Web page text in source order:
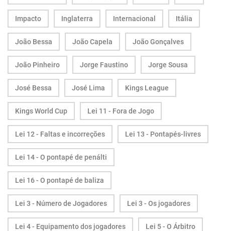
Impacto Inglaterra Internacional Itália
João Bessa João Capela João Gonçalves
João Pinheiro Jorge Faustino Jorge Sousa
José Bessa José Lima Kings League
Kings World Cup Lei 11 - Fora de Jogo
Lei 12 - Faltas e incorreções Lei 13 - Pontapés-livres
Lei 14 - O pontapé de penálti
Lei 16 - O pontapé de baliza
Lei 3 - Número de Jogadores Lei 3 - Os jogadores
Lei 4 - Equipamento dos jogadores Lei 5 - O Árbitro